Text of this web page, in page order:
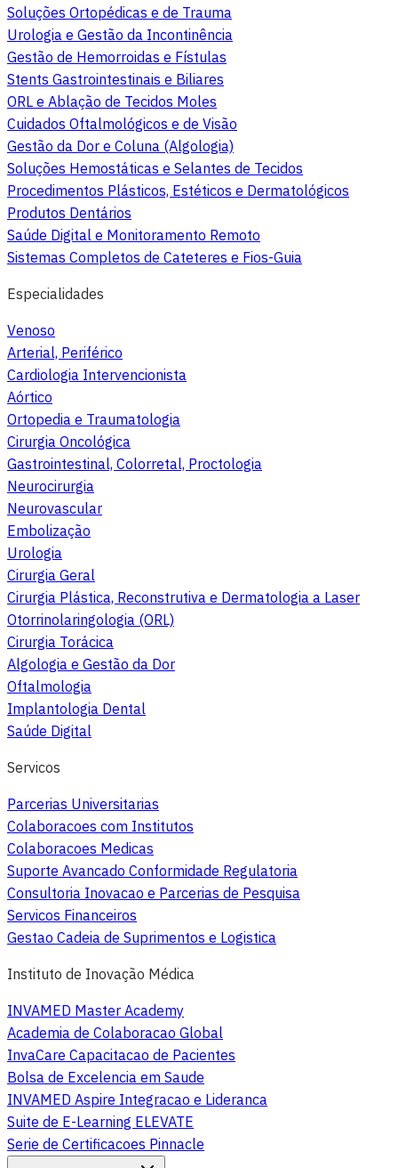
Soluções Ortopédicas e de Trauma
Urologia e Gestão da Incontinência
Gestão de Hemorroidas e Fístulas
Stents Gastrointestinais e Biliares
ORL e Ablação de Tecidos Moles
Cuidados Oftalmológicos e de Visão
Gestão da Dor e Coluna (Algologia)
Soluções Hemostáticas e Selantes de Tecidos
Procedimentos Plásticos, Estéticos e Dermatológicos
Produtos Dentários
Saúde Digital e Monitoramento Remoto
Sistemas Completos de Cateteres e Fios-Guia
Especialidades
Venoso
Arterial, Periférico
Cardiologia Intervencionista
Aórtico
Ortopedia e Traumatologia
Cirurgia Oncológica
Gastrointestinal, Colorretal, Proctologia
Neurocirurgia
Neurovascular
Embolização
Urologia
Cirurgia Geral
Cirurgia Plástica, Reconstrutiva e Dermatologia a Laser
Otorrinolaringologia (ORL)
Cirurgia Torácica
Algologia e Gestão da Dor
Oftalmologia
Implantologia Dental
Saúde Digital
Servicos
Parcerias Universitarias
Colaboracoes com Institutos
Colaboracoes Medicas
Suporte Avancado Conformidade Regulatoria
Consultoria Inovacao e Parcerias de Pesquisa
Servicos Financeiros
Gestao Cadeia de Suprimentos e Logistica
Instituto de Inovação Médica
INVAMED Master Academy
Academia de Colaboracao Global
InvaCare Capacitacao de Pacientes
Bolsa de Excelencia em Saude
INVAMED Aspire Integracao e Lideranca
Suite de E-Learning ELEVATE
Serie de Certificacoes Pinnacle